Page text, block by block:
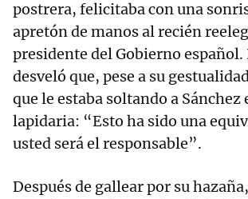
postrera, felicitaba con una
apretón de manos al recién
presidente del Gobierno
desveló que, pese a su
que le estaba soltando a Sánchez
lapidaria: “Esto ha sido una
usted será el responsable”.
Después de gallear por su